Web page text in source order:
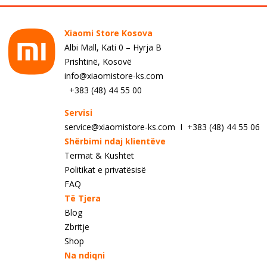
Xiaomi Store Kosova
Albi Mall, Kati 0 – Hyrja B
Prishtinë, Kosovë
info@xiaomistore-ks.com
+383 (48) 44 55 00
Servisi
service@xiaomistore-ks.com I +383 (48) 44 55 06
Shërbimi ndaj klientëve
Termat & Kushtet
Politikat e privatësisë
FAQ
Të Tjera
Blog
Zbritje
Shop
Na ndiqni